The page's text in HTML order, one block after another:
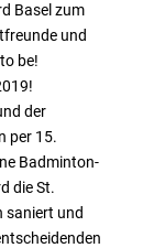
Basel zum
und
be!
der
per 15.
Badminton-
die St.
saniert und